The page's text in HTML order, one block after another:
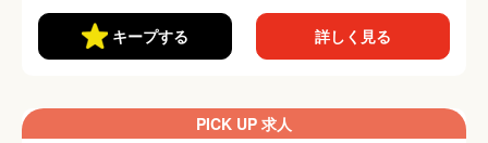
ちろ...
キープする 詳しく見る
PICK UP 求人